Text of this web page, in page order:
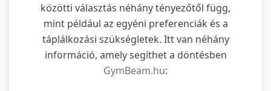
közötti választás néhány tényezőtől függ,
mint például az egyéni preferenciák és a
táplálkozási szükségletek. Itt van néhány
információ, amely segíthet a döntésben
GymBeam.hu: